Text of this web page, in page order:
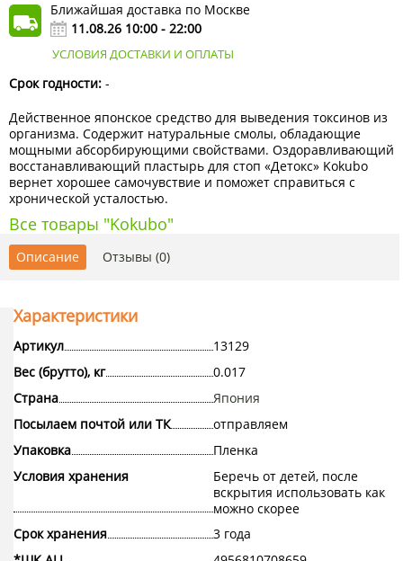
Ближайшая доставка по Москве
11.08.26 10:00 - 22:00
УСЛОВИЯ ДОСТАВКИ И ОПЛАТЫ
Срок годности: -
Действенное японское средство для выведения токсинов из
организма. Содержит натуральные смолы, обладающие
мощными абсорбирующими свойствами. Оздоравливающий
восстанавливающий пластырь для стоп «Детокс» Kokubo
вернет хорошее самочувствие и поможет справиться с
хронической усталостью.
Все товары "Kokubo"
Описание Отзывы (0)
Характеристики
Артикул
13129
Вес (брутто), кг
0.017
Страна
Япония
Посылаем почтой или ТК
отправляем
Упаковка
Пленка
Условия хранения
Беречь от детей, после
вскрытия использовать как
можно скорее
Срок хранения
3 года